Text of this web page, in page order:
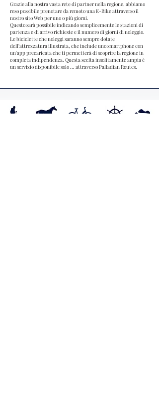
Grazie alla nostra vasta rete di partner nella regione, abbiamo
reso possibile prenotare da remoto una E-Bike attraverso il
nostro sito Web per uno o più giorni.
Questo sarà possibile indicando semplicemente le stazioni di
partenza e di arrivo richieste e il numero di giorni di noleggio.
Le biciclette che noleggi saranno sempre dotate
dell'attrezzatura illustrata, che include uno smartphone con
un'app precaricata che ti permetterà di scoprire la regione in
completa indipendenza. Questa scelta insolitamente ampia è
un servizio disponibile solo ... attraverso Palladian Routes.